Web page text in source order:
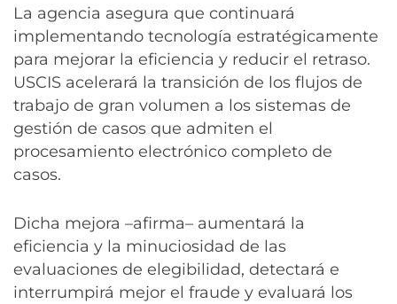
La agencia asegura que continuará
implementando tecnología estratégicamente
para mejorar la eficiencia y reducir el retraso.
USCIS acelerará la transición de los flujos de
trabajo de gran volumen a los sistemas de
gestión de casos que admiten el
procesamiento electrónico completo de
casos.
Dicha mejora –afirma– aumentará la
eficiencia y la minuciosidad de las
evaluaciones de elegibilidad, detectará e
interrumpirá mejor el fraude y evaluará los